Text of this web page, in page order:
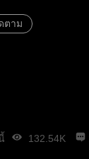
ตาม
132.54K